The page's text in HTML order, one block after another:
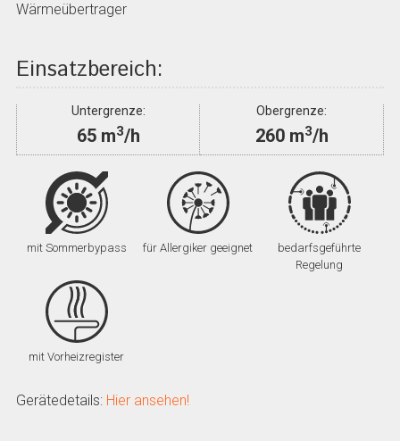
Wärmeübertrager
Einsatzbereich:
Untergrenze:
65 m3/h
Obergrenze:
260 m3/h
mit Sommerbypass für Allergiker geeignet
bedarfsgeführte
Regelung
mit Vorheizregister
Gerätedetails: Hier ansehen!